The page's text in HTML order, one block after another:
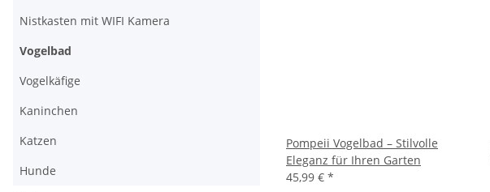
Pompeii Vogelbad – Stilvolle
Eleganz für Ihren Garten
45,99 € *
Nistkasten mit WIFI Kamera
Vogelbad
Vogelkäfige
Kaninchen
Katzen
Hunde